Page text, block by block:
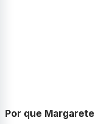
Por que